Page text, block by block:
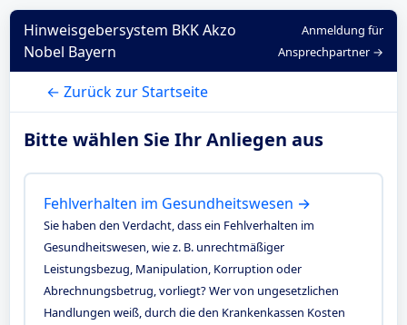
Hinweisgebersystem BKK Akzo
Nobel Bayern
Anmeldung für
Ansprechpartner →
← Zurück zur Startseite
Bitte wählen Sie Ihr Anliegen aus
Fehlverhalten im Gesundheitswesen →
Sie haben den Verdacht, dass ein Fehlverhalten im
Gesundheitswesen, wie z. B. unrechtmäßiger
Leistungsbezug, Manipulation, Korruption oder
Abrechnungsbetrug, vorliegt? Wer von ungesetzlichen
Handlungen weiß, durch die den Krankenkassen Kosten